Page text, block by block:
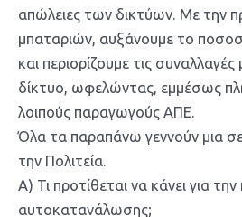
απώλειες των δικτύων. Με την
μπαταριών, αυξάνουμε το
και περιορίζουμε τις συναλλαγές
δίκτυο, ωφελώντας, εμμέσως
λοιπούς παραγωγούς ΑΠΕ.
Όλα τα παραπάνω γεννούν μια
την Πολιτεία.
Α) Τι προτίθεται να κάνει για
αυτοκατανάλωσης;